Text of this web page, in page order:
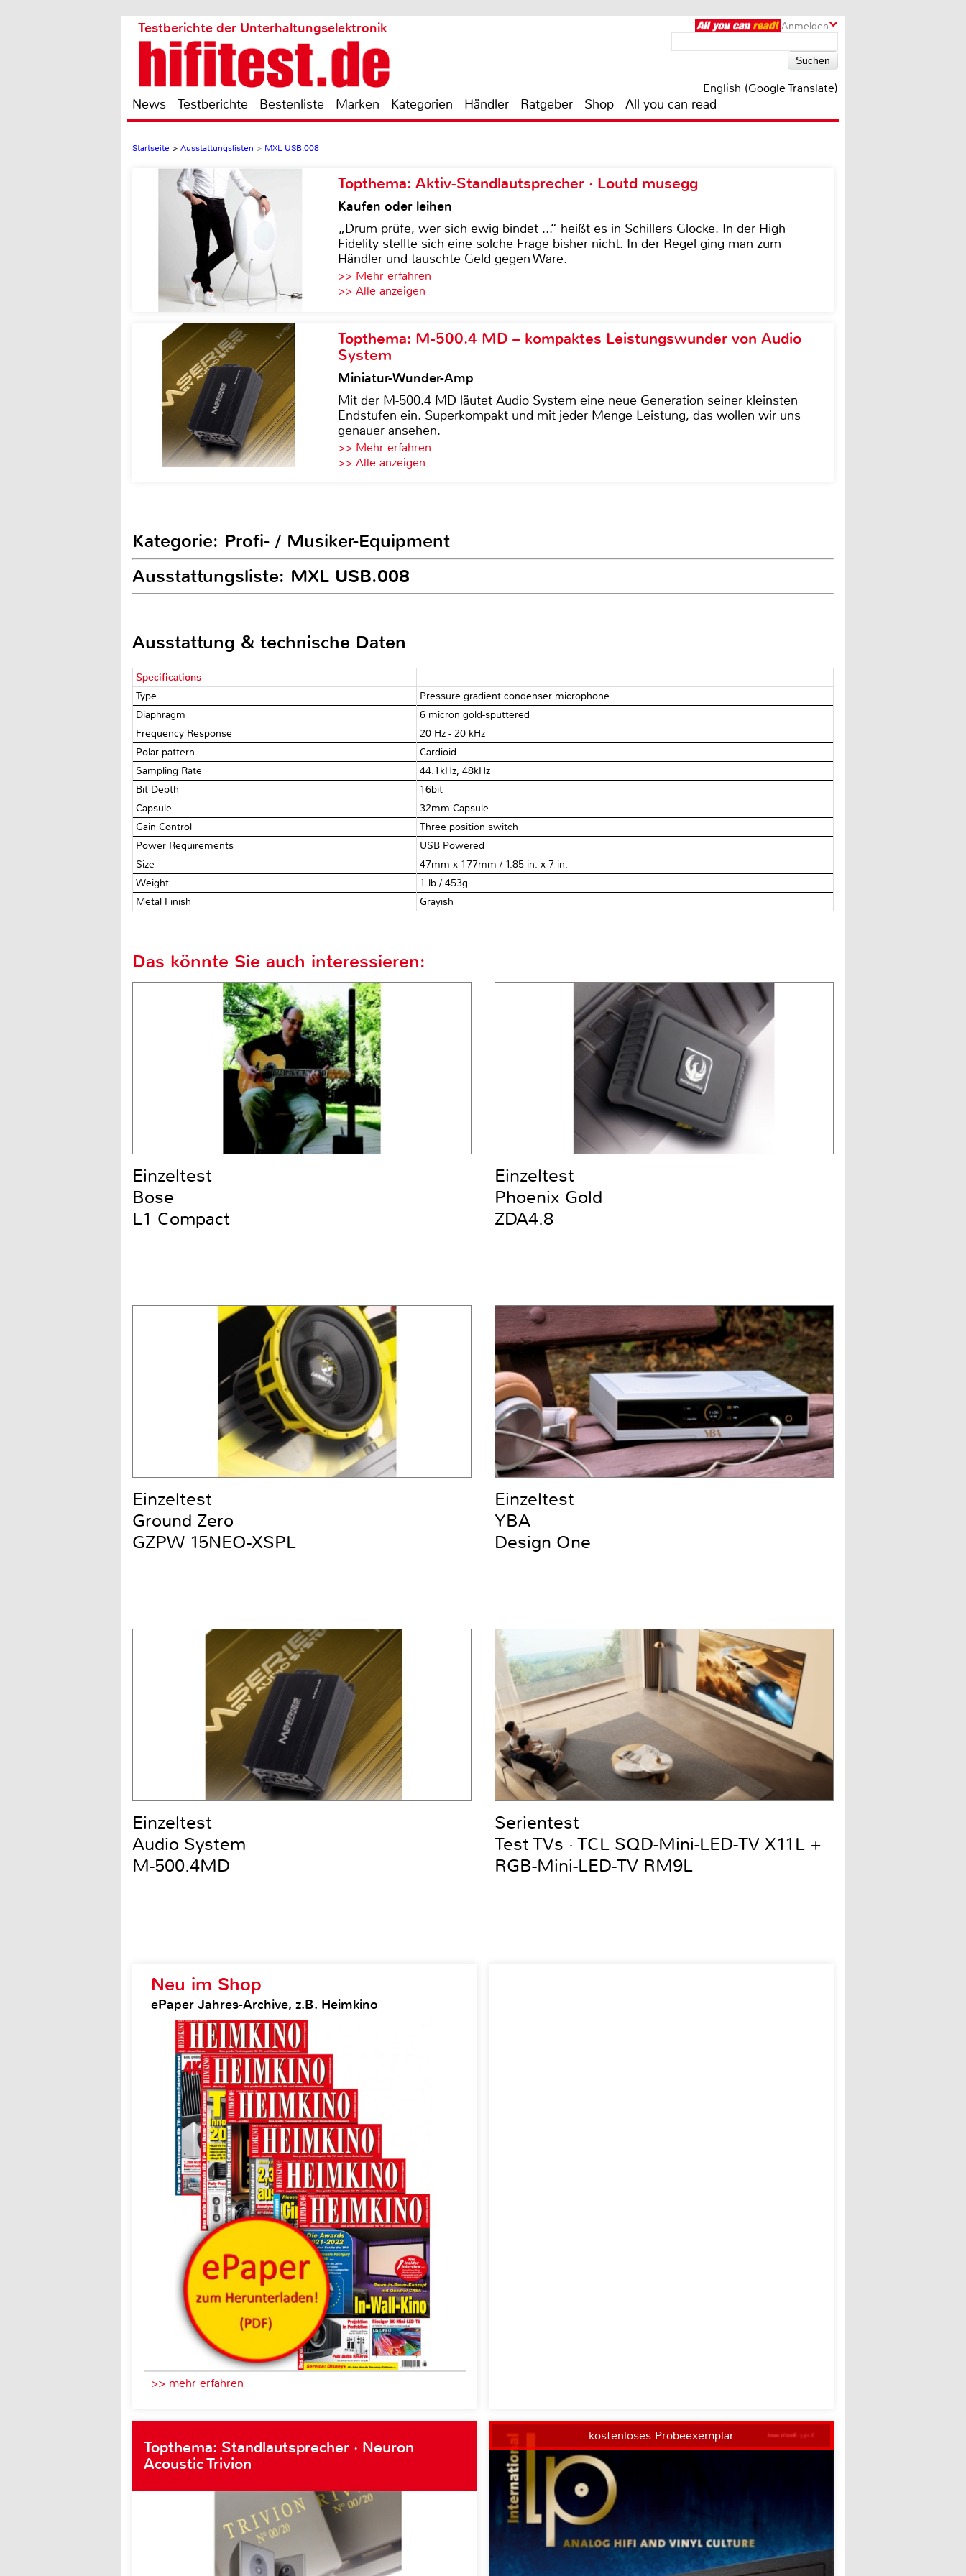
Anmelden
Testberichte der Unterhaltungselektronik
English (Google Translate)
News Testberichte Bestenliste Marken Kategorien Händler Ratgeber Shop All you can read
Startseite > Ausstattungslisten > MXL USB.008
Topthema: Aktiv-Standlautsprecher · Loutd musegg
Kaufen oder leihen
„Drum prüfe, wer sich ewig bindet ...“ heißt es in Schillers Glocke. In der High
Fidelity stellte sich eine solche Frage bisher nicht. In der Regel ging man zum
Händler und tauschte Geld gegen Ware.
>> Mehr erfahren
>> Alle anzeigen
Topthema: M-500.4 MD – kompaktes Leistungswunder von Audio
System
Miniatur-Wunder-Amp
Mit der M-500.4 MD läutet Audio System eine neue Generation seiner kleinsten
Endstufen ein. Superkompakt und mit jeder Menge Leistung, das wollen wir uns
genauer ansehen.
>> Mehr erfahren
>> Alle anzeigen
Kategorie: Profi- / Musiker-Equipment
Ausstattungsliste: MXL USB.008
Ausstattung & technische Daten
Specifications
Type
Pressure gradient condenser microphone
Diaphragm
6 micron gold-sputtered
Frequency Response
20 Hz - 20 kHz
Polar pattern
Cardioid
Sampling Rate
44.1kHz, 48kHz
Bit Depth
16bit
Capsule
32mm Capsule
Gain Control
Three position switch
Power Requirements
USB Powered
Size
47mm x 177mm / 1.85 in. x 7 in.
Weight
1 lb / 453g
Metal Finish
Grayish
Neu im Shop
ePaper Jahres-Archive, z.B. Heimkino
>> mehr erfahren
Topthema: Standlautsprecher · Neuron
Acoustic Trivion
kostenloses Probeexemplar
Das könnte Sie auch interessieren:
Einzeltest
Bose
L1 Compact
Einzeltest
Phoenix Gold
ZDA4.8
Einzeltest
Ground Zero
GZPW 15NEO-XSPL
Einzeltest
YBA
Design One
Einzeltest
Audio System
M-500.4MD
Serientest
Test TVs · TCL SQD-Mini-LED-TV X11L +
RGB-Mini-LED-TV RM9L